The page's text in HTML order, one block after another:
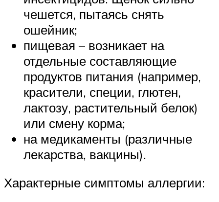
чешется, пытаясь снять
ошейник;
пищевая – возникает на
отдельные составляющие
продуктов питания (например,
красители, специи, глютен,
лактозу, растительный белок)
или смену корма;
на медикаменты (различные
лекарства, вакцины).
Характерные симптомы аллергии: